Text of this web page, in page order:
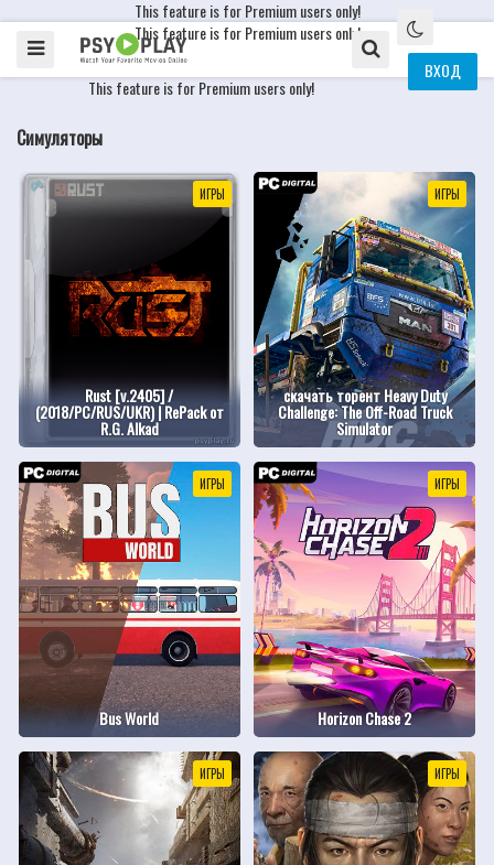
This feature is for Premium users only!
This feature is for Premium users only!
ВХОД
This feature is for Premium users only!
Симуляторы
ИГРЫ
Rust [v.2405] /
(2018/PC/RUS/UKR) | RePack от
R.G. Alkad
ИГРЫ
скачать торент Heavy Duty
Challenge: The Off-Road Truck
Simulator
ИГРЫ
Bus World
ИГРЫ
Horizon Chase 2
ИГРЫ ИГРЫ